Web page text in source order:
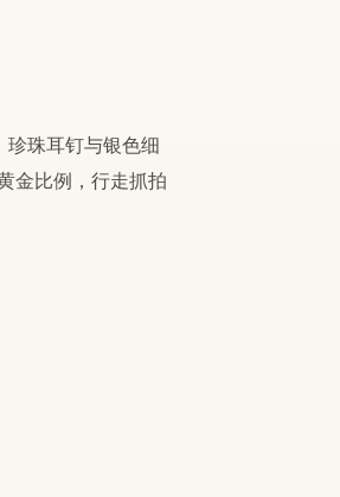
珠耳钉与银色细
金比例，行走抓拍